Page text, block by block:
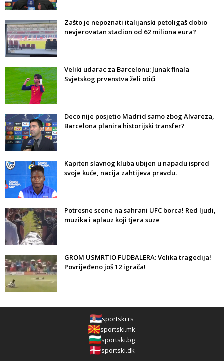
Zašto je nepoznati italijanski petoligaš dobio
nevjerovatan stadion od 62 miliona eura?
Veliki udarac za Barcelonu: Junak finala
Svjetskog prvenstva želi otići
Deco nije posjetio Madrid samo zbog Alvareza,
Barcelona planira historijski transfer?
Kapiten slavnog kluba ubijen u napadu ispred
svoje kuće, nacija zahtijeva pravdu.
Potresne scene na sahrani UFC borca! Red ljudi,
muzika i aplauz koji tjera suze
GROM USMRTIO FUDBALERA: Velika tragedija!
Povrijeđeno još 12 igrača!
sportski.rs
sportski.mk
sportski.bg
sportski.dk